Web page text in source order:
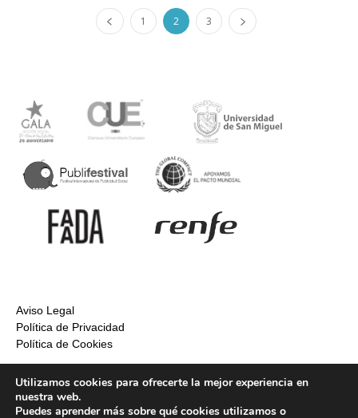
1 2 3
Aviso Legal
Política de Privacidad
Política de Cookies
Utilizamos cookies para ofrecerte la mejor experiencia en
nuestra web.
Puedes aprender más sobre qué cookies utilizamos o